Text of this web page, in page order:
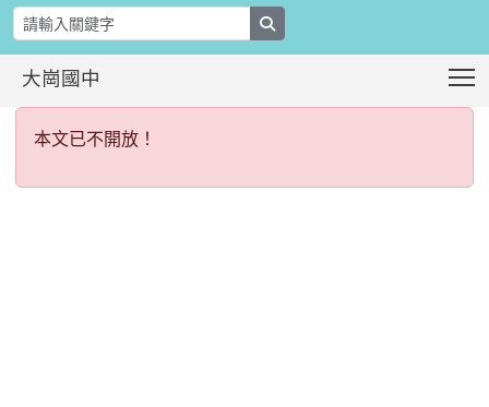
大崗國中
:::本文已不開放！
本文已不開放！